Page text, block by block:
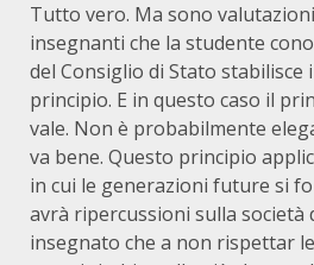
Tutto vero. Ma sono
insegnanti che la studente
del Consiglio di Stato stabilisce
principio. E in questo caso il
vale. Non è probabilmente
va bene. Questo principio
in cui le generazioni future si
avrà ripercussioni sulla società
insegnato che a non rispettar